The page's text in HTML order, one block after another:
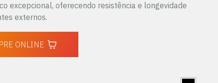
excepcional, oferecendo resistência e longevidade
externos.
ONLINE